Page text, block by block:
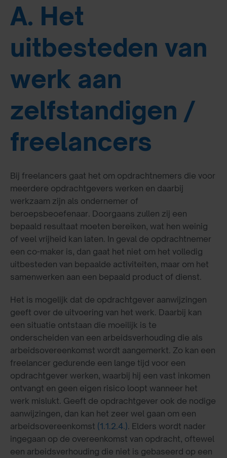
A. Het
uitbesteden van
werk aan
zelfstandigen /
freelancers
Bij freelancers gaat het om opdrachtnemers die voor
meerdere opdrachtgevers werken en daarbij
werkzaam zijn als ondernemer of
beroepsbeoefenaar. Doorgaans zullen zij een
bepaald resultaat moeten bereiken, wat hen weinig
of veel vrijheid kan laten. In geval de opdrachtnemer
een co-maker is, dan gaat het niet om het volledig
uitbesteden van bepaalde activiteiten, maar om het
samenwerken aan een bepaald product of dienst.
Het is mogelijk dat de opdrachtgever aanwijzingen
geeft over de uitvoering van het werk. Daarbij kan
een situatie ontstaan die moeilijk is te
onderscheiden van een arbeidsverhouding die als
arbeidsovereenkomst wordt aangemerkt. Zo kan een
freelancer gedurende een lange tijd voor een
opdrachtgever werken, waarbij hij een vast inkomen
ontvangt en geen eigen risico loopt wanneer het
werk mislukt. Geeft de opdrachtgever ook de nodige
aanwijzingen, dan kan het zeer wel gaan om een
arbeidsovereenkomst (1.1.2.4.). Elders wordt nader
ingegaan op de overeenkomst van opdracht, oftewel
een arbeidsverhouding die niet is gebaseerd op een